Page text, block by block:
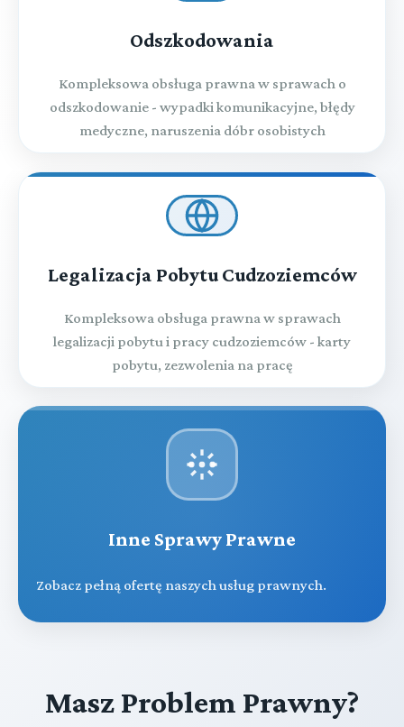
Odszkodowania
Kompleksowa obsługa prawna w sprawach o
odszkodowanie - wypadki komunikacyjne, błędy
medyczne, naruszenia dóbr osobistych
Legalizacja Pobytu Cudzoziemców
Kompleksowa obsługa prawna w sprawach
legalizacji pobytu i pracy cudzoziemców - karty
pobytu, zezwolenia na pracę
Inne Sprawy Prawne
Zobacz pełną ofertę naszych usług prawnych.
Masz Problem Prawny?